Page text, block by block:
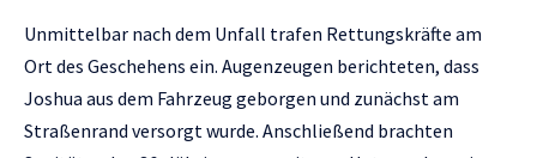
Unmittelbar nach dem Unfall trafen Rettungskräfte am
Ort des Geschehens ein. Augenzeugen berichteten, dass
Joshua aus dem Fahrzeug geborgen und zunächst am
Straßenrand versorgt wurde. Anschließend brachten